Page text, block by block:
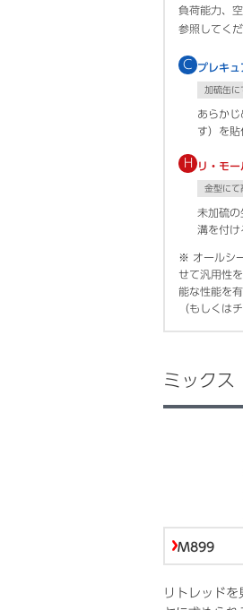
負荷能力、
参照してくだ
C プレキ
加硫缶に
あらか
す）を
H リ・モ
金型にて
未加硫の
溝を付け
※ オールシ
せて汎用性
能な性能を
（もしくは
ミックス
M899
リトレッドを